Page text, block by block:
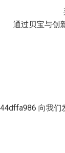
通过贝宝与创
向我们